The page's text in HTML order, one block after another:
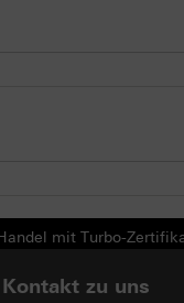
mit Turbo-
zu uns